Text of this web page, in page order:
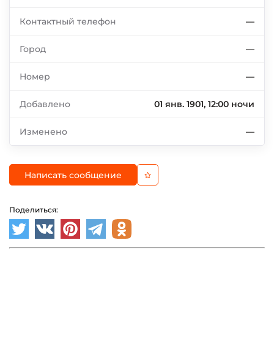
Контактный телефон —
Город —
Номер —
Добавлено 01 янв. 1901, 12:00 ночи
Изменено —
Написать сообщение
Поделиться: